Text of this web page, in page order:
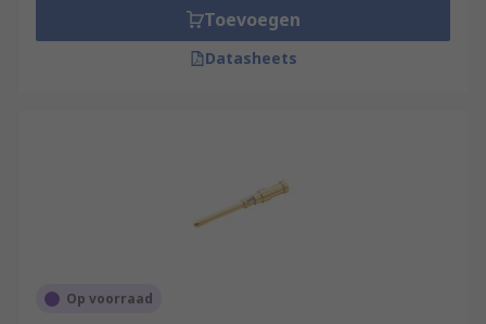
Toevoegen
Datasheets
Op voorraad